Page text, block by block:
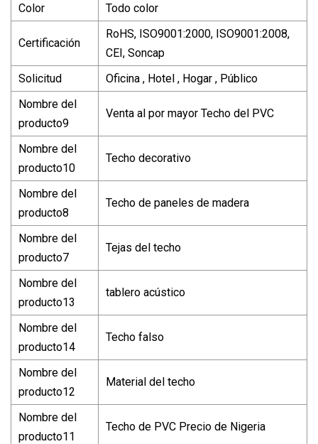
Color
Todo color
Certificación
RoHS, ISO9001:2000, ISO9001:2008,
CEI, Soncap
Solicitud
Oficina , Hotel , Hogar , Público
Nombre del
producto9
Venta al por mayor Techo del PVC
Nombre del
producto10
Techo decorativo
Nombre del
producto8
Techo de paneles de madera
Nombre del
producto7
Tejas del techo
Nombre del
producto13
tablero acústico
Nombre del
producto14
Techo falso
Nombre del
producto12
Material del techo
Nombre del
producto11
Techo de PVC Precio de Nigeria